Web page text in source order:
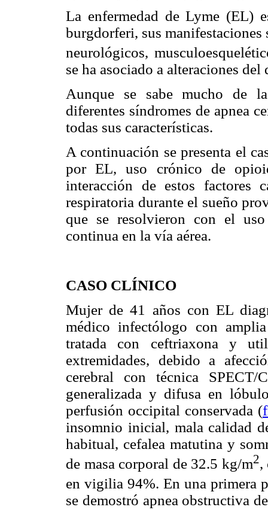
La enfermedad de Lyme (EL)
burgdorferi, sus
neurológicos,
se ha asociado a alteraciones del
Aunque se sabe mucho de
diferentes síndromes de apnea
todas sus características.
A continuación se presenta el
por EL, uso crónico de
interacción de estos factores
respiratoria durante el sueño
que se resolvieron con el
continua en la vía aérea.
CASO CLÍNICO
Mujer de 41 años con EL
médico infectólogo con
tratada con ceftriaxona y
extremidades, debido a
cerebral con técnica SPECT/
generalizada y difusa en
perfusión occipital conservada (
insomnio inicial, mala calidad
habitual, cefalea matutina y
de masa corporal de 32.5 kg/m2,
en vigilia 94%. En una primera
se demostró apnea obstructiva